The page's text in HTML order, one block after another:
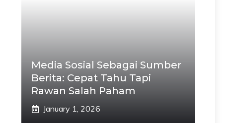
Media Sosial Sebagai Sumber
Berita: Cepat Tahu Tapi
Rawan Salah Paham
January 1, 2026